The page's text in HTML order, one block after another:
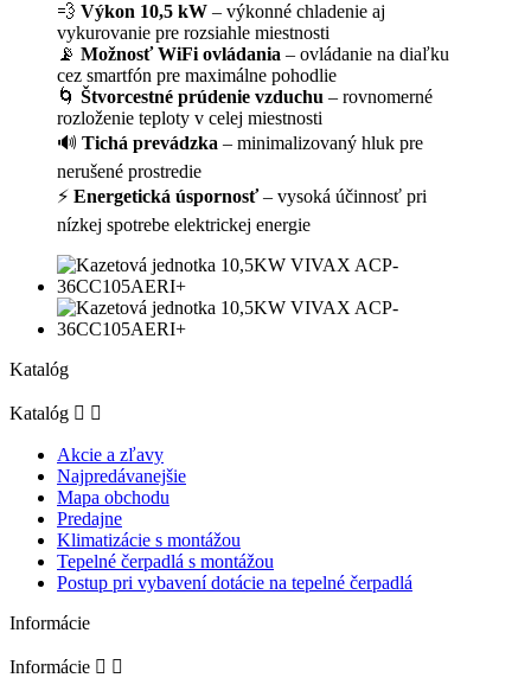
💨 Výkon 10,5 kW – výkonné chladenie aj
vykurovanie pre rozsiahle miestnosti
📡 Možnosť WiFi ovládania – ovládanie na diaľku
cez smartfón pre maximálne pohodlie
🌀 Štvorcestné prúdenie vzduchu – rovnomerné
rozloženie teploty v celej miestnosti
🔊 Tichá prevádzka – minimalizovaný hluk pre
nerušené prostredie
⚡ Energetická úspornosť– vysoká účinnosť pri
nízkej spotrebe elektrickej energie
Katalóg
Katalóg  
Akcie a zľavy
Najpredávanejšie
Mapa obchodu
Predajne
Klimatizácie s montážou
Tepelné čerpadlá s montážou
Postup pri vybavení dotácie na tepelné čerpadlá
Informácie
Informácie  